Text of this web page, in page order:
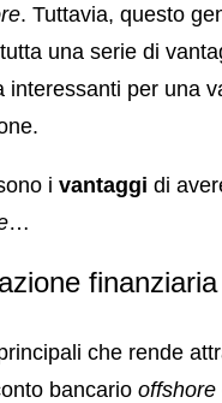
. Tuttavia, questo
una serie di
interessanti per una
i vantaggi di
…
finanziaria
che rende
bancario offshore